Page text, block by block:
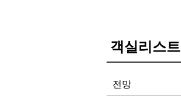
객실리스트
전망